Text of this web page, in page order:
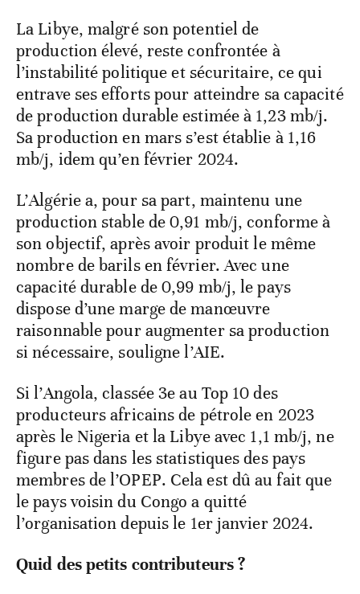
La Libye, malgré son potentiel de
production élevé, reste confrontée à
l’instabilité politique et sécuritaire, ce qui
entrave ses efforts pour atteindre sa capacité
de production durable estimée à 1,23 mb/j.
Sa production en mars s’est établie à 1,16
mb/j, idem qu’en février 2024.
L’Algérie a, pour sa part, maintenu une
production stable de 0,91 mb/j, conforme à
son objectif, après avoir produit le même
nombre de barils en février. Avec une
capacité durable de 0,99 mb/j, le pays
dispose d’une marge de manœuvre
raisonnable pour augmenter sa production
si nécessaire, souligne l’AIE.
Si l’Angola, classée 3e au Top 10 des
producteurs africains de pétrole en 2023
après le Nigeria et la Libye avec 1,1 mb/j, ne
figure pas dans les statistiques des pays
membres de l’OPEP. Cela est dû au fait que
le pays voisin du Congo a quitté
l’organisation depuis le 1er janvier 2024.
Quid des petits contributeurs ?